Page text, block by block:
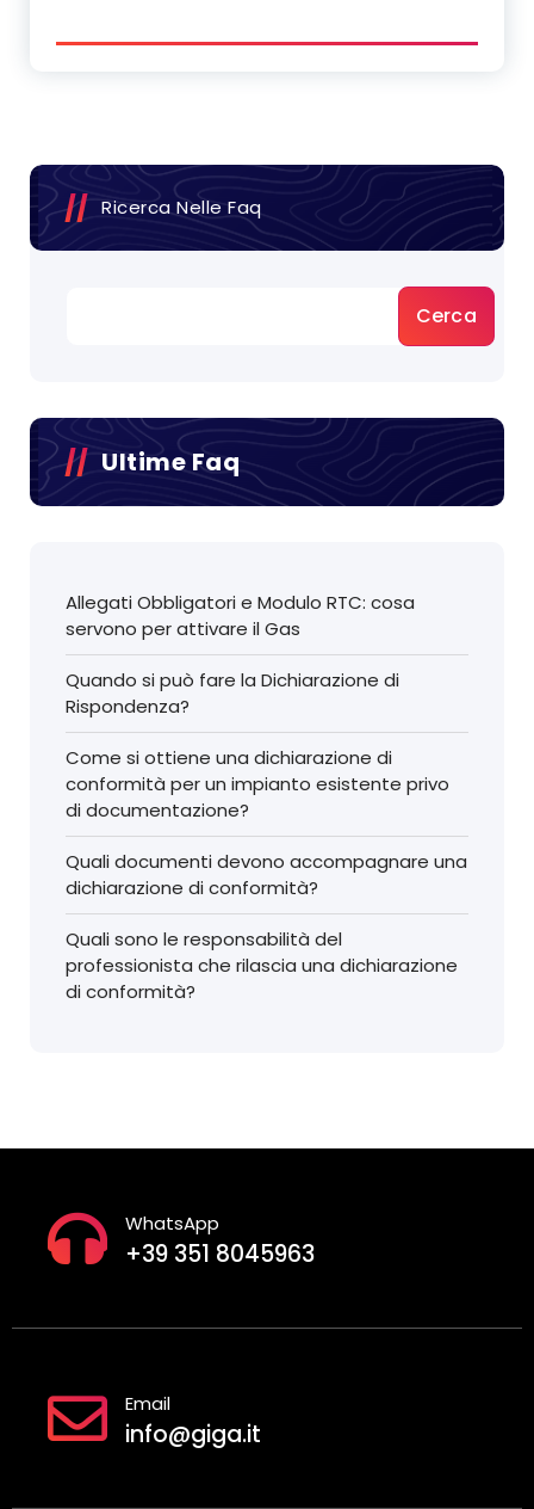
Ricerca Nelle Faq
Cerca
Ultime Faq
Allegati Obbligatori e Modulo RTC: cosa
servono per attivare il Gas
Quando si può fare la Dichiarazione di
Rispondenza?
Come si ottiene una dichiarazione di
conformità per un impianto esistente privo
di documentazione?
Quali documenti devono accompagnare una
dichiarazione di conformità?
Quali sono le responsabilità del
professionista che rilascia una dichiarazione
di conformità?
WhatsApp
+39 351 8045963
Email
info@giga.it